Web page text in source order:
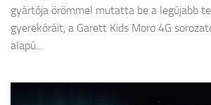
gyártója örömmel mutatta be a legújabb
gyerekóráit, a Garett Kids Moro 4G
alapú...